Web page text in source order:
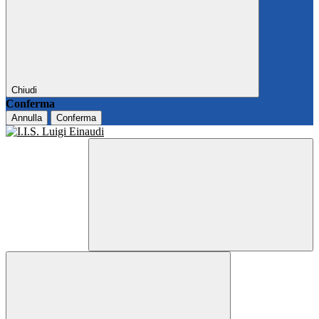
Chiudi
Conferma
Annulla Conferma